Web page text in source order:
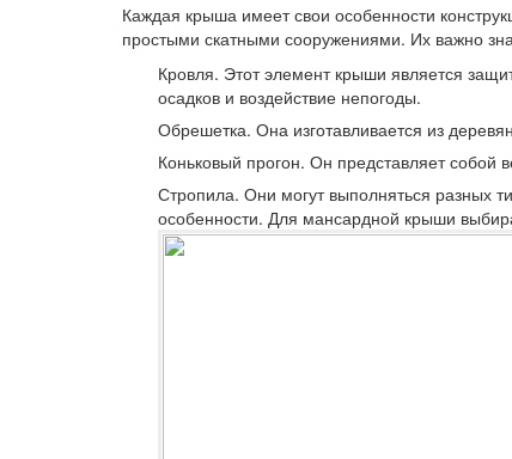
Каждая крыша имеет свои особенности
простыми скатными сооружениями. Их важно
Кровля. Этот элемент крыши является
осадков и воздействие непогоды.
Обрешетка. Она изготавливается из
Коньковый прогон. Он представляет собой
Стропила. Они могут выполняться разных
особенности. Для мансардной крыши